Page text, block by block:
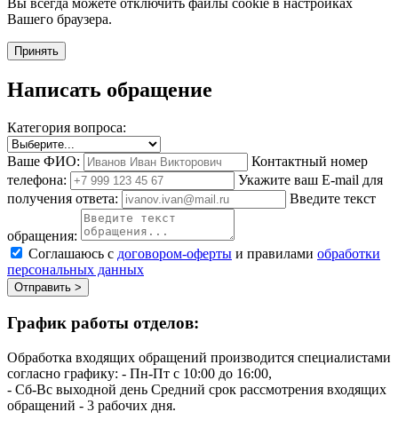
Вы всегда можете отключить файлы cookie в настройках
Вашего браузера.
Принять
Написать обращение
Категория вопроса:
Ваше ФИО:
Контактный номер
телефона:
Укажите ваш E-mail для
получения ответа:
Введите текст
обращения:
Соглашаюсь с договором-оферты и правилами обработки
персональных данных
Отправить >
График работы отделов:
Обработка входящих обращений производится специалистами
согласно графику: - Пн-Пт с 10:00 до 16:00,
- Сб-Вс выходной день Средний срок рассмотрения входящих
обращений - 3 рабочих дня.